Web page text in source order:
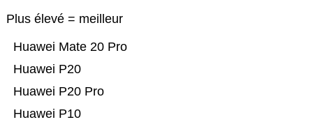
Plus élevé = meilleur
Huawei P10
Huawei P20 Pro
Huawei P20
Huawei Mate 20 Pro